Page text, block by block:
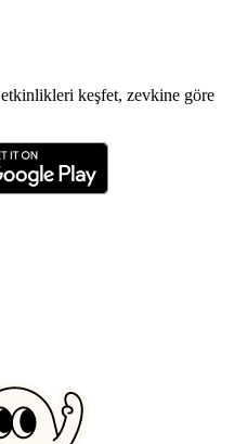
keşfet, zevkine göre